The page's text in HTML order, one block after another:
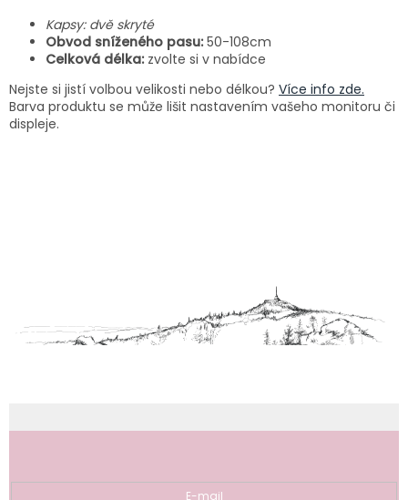
Kapsy: dvě skryté
Obvod sníženého pasu:50-108cm
Celková délka: zvolte si v nabídce
Nejste si jistí volbou velikosti nebo délkou? Více info zde.
Barva produktu se může lišit nastavením vašeho monitoru či
displeje.
E-mail